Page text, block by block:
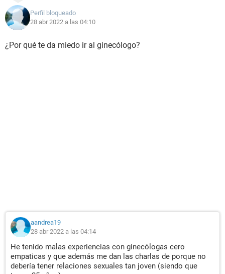
Perfil bloqueado
28 abr 2022 a las 04:10
¿Por qué te da miedo ir al ginecólogo?
aandrea19
28 abr 2022 a las 04:14
He tenido malas experiencias con ginecólogas cero
empaticas y que además me dan las charlas de porque no
debería tener relaciones sexuales tan joven (siendo que